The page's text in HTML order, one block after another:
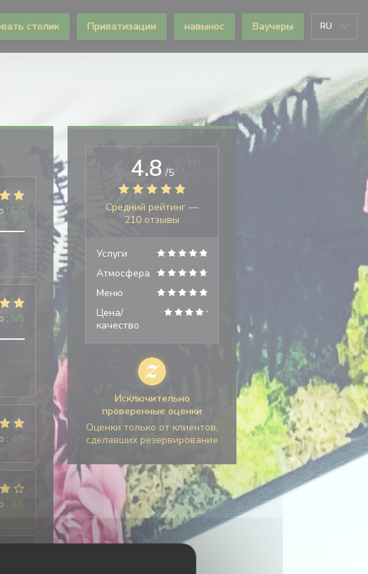
столик Приватизации навынос Ваучеры RU
: 5/5
: 5/5
: 4/5
: /5
4.8 /5
Средний рейтинг —
210 отзывы
Услуги
Атмосфера
Меню
Цена/
качество
Исключительно
проверенные оценки
Оценки только от клиентов,
сделавших резервирование